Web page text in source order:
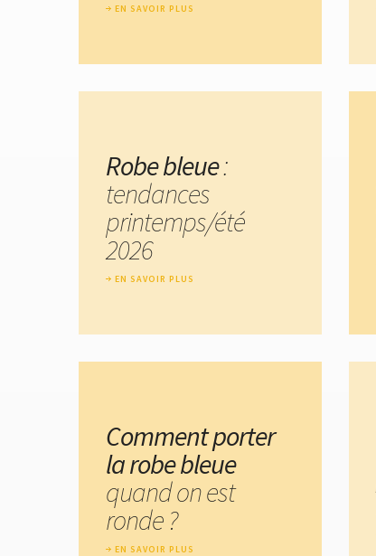
EN SAVOIR PLUS
Robe bleue:
tendances
printemps/été
2026
EN SAVOIR PLUS
Comment porter
la robe bleue
quand on est
ronde ?
EN SAVOIR PLUS